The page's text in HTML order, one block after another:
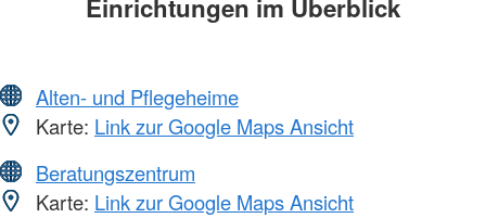
Einrichtungen im Überblick
Alten- und Pflegeheime
Karte: Link zur Google Maps Ansicht
Beratungszentrum
Karte: Link zur Google Maps Ansicht